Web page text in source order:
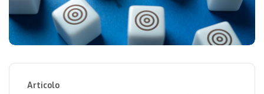
Articolo